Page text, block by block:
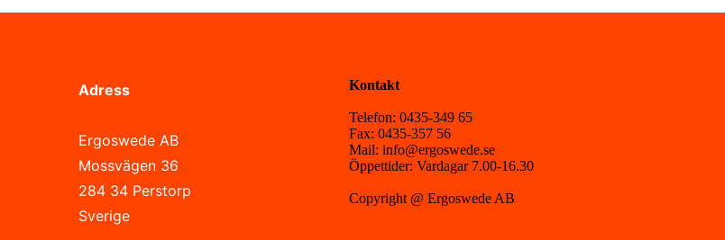
Adress
Ergoswede AB
Mossvägen 36
284 34 Perstorp
Sverige
Kontakt
Telefon: 0435-349 65
Fax: 0435-357 56
Mail: info@ergoswede.se
Öppettider: Vardagar 7.00-16.30
Copyright @ Ergoswede AB